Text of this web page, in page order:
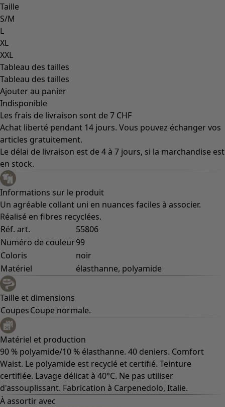
Taille
S/M
L
XL
XXL
Tableau des tailles
Tableau des tailles
Ajouter au panier
Indisponible
Les frais de livraison sont de 7 CHF
Achat liberté pendant 14 jours. Vous pouvez échanger vos
articles gratuitement.
Le délai de livraison est de 4 à 7 jours, si la marchandise est
en stock.
Informations sur le produit
Un agréable collant uni en nuances faciles à associer.
Réalisé en fibres recyclées.
Réf. art.
55806
Numéro de couleur99
Coloris
noir
Matériel
élasthanne, polyamide
Taille et dimensions
CoupesCoupe normale.
Matériel et production
90 % polyamide/10 % élasthanne. 40 deniers. Comfort
Waist. Le polyamide est recyclé et certifié. Teinture
certifiée. Lavage délicat à 40°C. Ne pas utiliser
d'assouplissant. Fabrication à Carpenedolo, Italie.
À assortir avec